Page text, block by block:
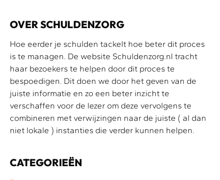
OVER SCHULDENZORG
Hoe eerder je schulden tackelt hoe beter dit proces
is te managen. De website Schuldenzorg.nl tracht
haar bezoekers te helpen door dit proces te
bespoedigen. Dit doen we door het geven van de
juiste informatie en zo een beter inzicht te
verschaffen voor de lezer om deze vervolgens te
combineren met verwijzingen naar de juiste ( al dan
niet lokale ) instanties die verder kunnen helpen.
CATEGORIEËN